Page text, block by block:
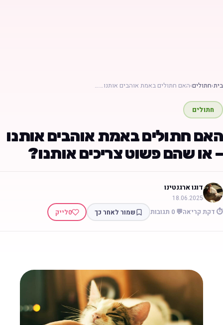
בית›חתולים›האם חתולים באמת אוהבים אותנו……
חתולים
האם חתולים באמת אוהבים אותנו
– או שהם פשוט צריכים אותנו?
דוגו ארגנטינו
18.06.2025
⏱️ דקת קריאה💬 0 תגובות שמור לאחר כך 0לייק